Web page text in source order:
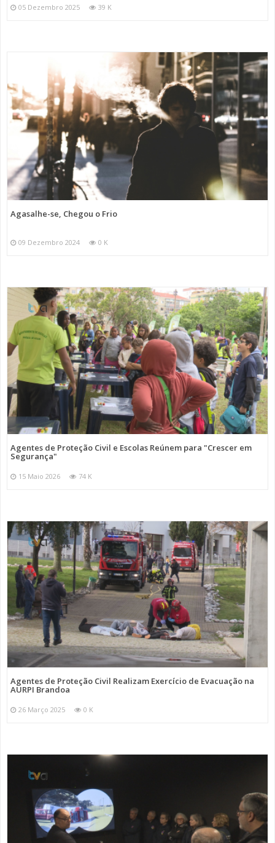
05 Dezembro 2025 39 K
Agasalhe-se, Chegou o Frio
09 Dezembro 2024 0 K
Agentes de Proteção Civil e Escolas Reúnem para "Crescer em
Segurança"
15 Maio 2026 74 K
Agentes de Proteção Civil Realizam Exercício de Evacuação na
AURPI Brandoa
26 Março 2025 0 K